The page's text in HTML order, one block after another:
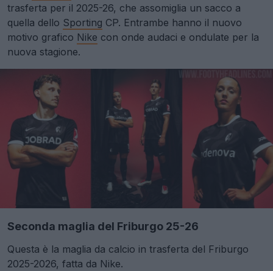
trasferta per il 2025-26, che assomiglia un sacco a
quella dello Sporting CP. Entrambe hanno il nuovo
motivo grafico Nike con onde audaci e ondulate per la
nuova stagione.
Seconda maglia del Friburgo 25-26
Questa è la maglia da calcio in trasferta del Friburgo
2025-2026, fatta da Nike.